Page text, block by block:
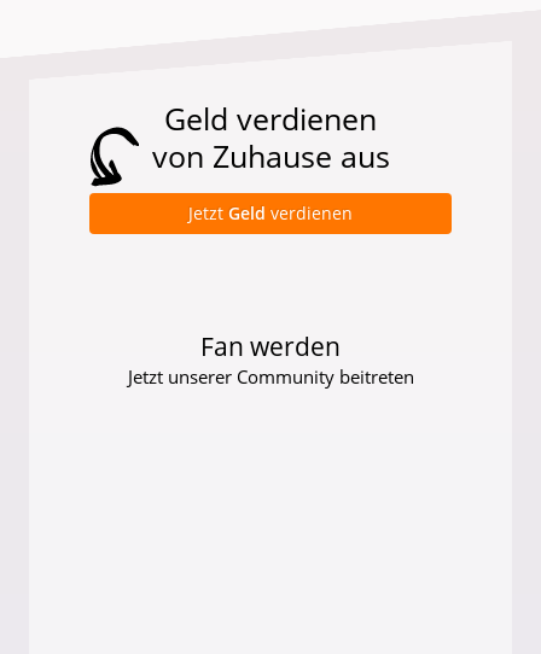
Geld verdienen
von Zuhause aus
Jetzt Geld verdienen
Fan werden
Jetzt unserer Community beitreten